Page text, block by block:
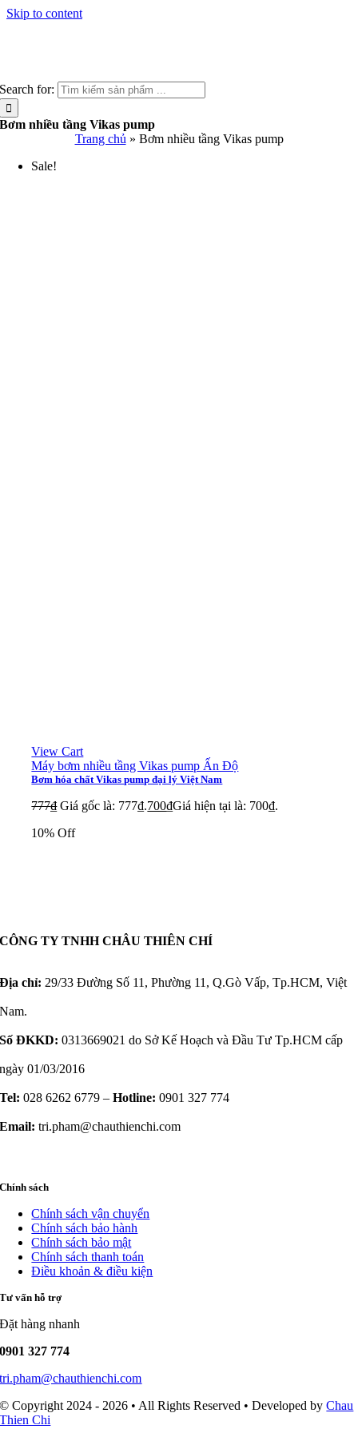
Skip to content
Search for:
Bơm nhiều tầng Vikas pump
Trang chủ » Bơm nhiều tầng Vikas pump
Sale!
View Cart
Máy bơm nhiều tầng Vikas pump Ấn Độ
Bơm hóa chất Vikas pump đại lý Việt Nam
777₫ Giá gốc là: 777₫.700₫Giá hiện tại là: 700₫.
10% Off
CÔNG TY TNHH CHÂU THIÊN CHÍ
Địa chỉ: 29/33 Đường Số 11, Phường 11, Q.Gò Vấp, Tp.HCM, Việt
Nam.
Số ĐKKD: 0313669021 do Sở Kế Hoạch và Đầu Tư Tp.HCM cấp
ngày 01/03/2016
Tel: 028 6262 6779 –Hotline: 0901 327 774
Email: tri.pham@chauthienchi.com
Chính sách
Chính sách vận chuyển
Chính sách bảo hành
Chính sách bảo mật
Chính sách thanh toán
Điều khoản & điều kiện
Tư vấn hỗ trợ
Đặt hàng nhanh
0901 327 774
tri.pham@chauthienchi.com
© Copyright 2024 - 2026 • All Rights Reserved • Developed byChau
Thien Chi